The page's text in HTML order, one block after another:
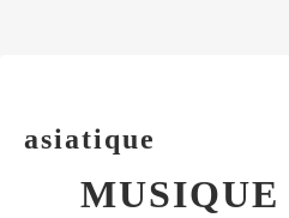
asiatique
MUSIQUE